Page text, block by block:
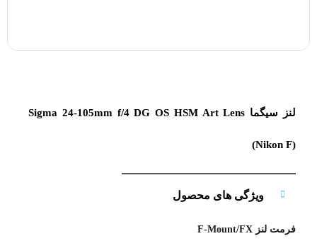
لنز سیگما Sigma 24-105mm f/4 DG OS HSM Art Lens
(Nikon F)
ویژگی های محصول
فرمت لنز F-Mount/FX